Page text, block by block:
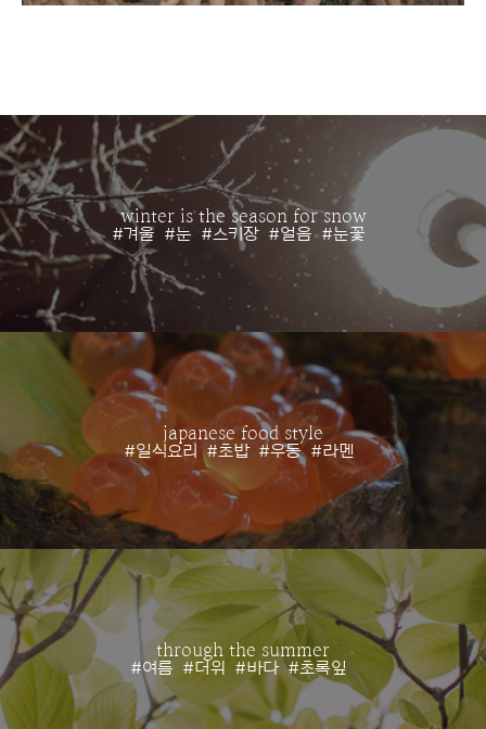
winter is the season for snow
#겨울 #눈 #스키장 #얼음 #눈꽃
japanese food style
#일식요리 #초밥 #우동 #라멘
through the summer
#여름 #더위 #바다 #초록잎